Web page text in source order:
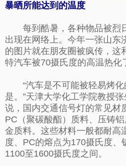
暴晒所能达到的温度
每到酷暑，各种物品被烈
出现在网络上。今年一张山东
的图片就在朋友圈被疯传，这
特汽车被70摄氏度的高温热化
“汽车是不可能被轻易烤化
是。”天津大学化工学院教授
说，国内交通信号灯的常见材
PC（聚碳酸酯）质料、压铸
金质料。这些材料一般都耐高
度、PC的熔点为170摄氏度、
1100至1600摄氏度之间。